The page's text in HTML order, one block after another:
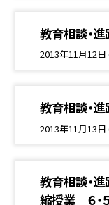
教育相談・進
2013年11月12日
教育相談・進
2013年11月13日
教育相談・
縮授業 ６・５